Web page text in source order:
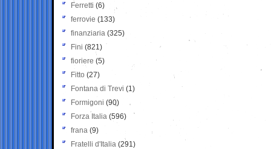
Ferretti (6)
ferrovie (133)
finanziaria (325)
Fini (821)
fioriere (5)
Fitto (27)
Fontana di Trevi (1)
Formigoni (90)
Forza Italia (596)
frana (9)
Fratelli d'Italia (291)